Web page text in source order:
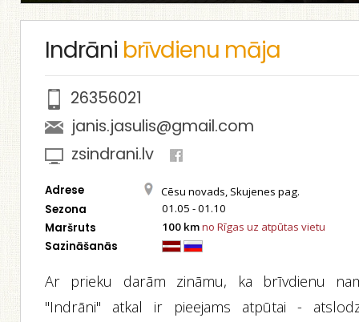
Indrāni brīvdienu māja
26356021
janis.jasulis@gmail.com
zsindrani.lv
Adrese Cēsu novads, Skujenes pag.
Sezona 01.05 - 01.10
Maršruts 100 kmno Rīgas uz atpūtas vietu
Sazināšanās
Ar prieku darām zināmu, ka brīvdienu
"Indrāni" atkal ir pieejams atpūtai -